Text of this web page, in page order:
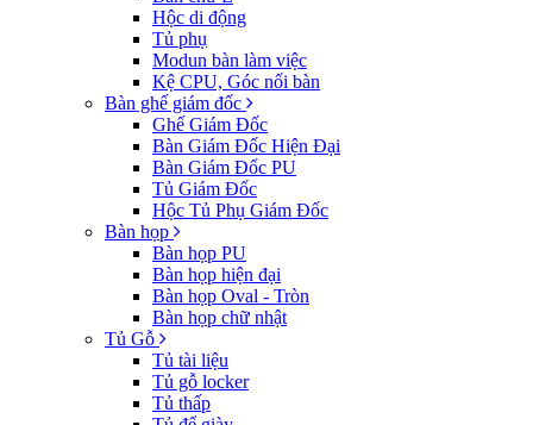
Hộc di động
Tủ phụ
Modun bàn làm việc
Kệ CPU, Góc nối bàn
Bàn ghế giám đốc
Ghế Giám Đốc
Bàn Giám Đốc Hiện Đại
Bàn Giám Đốc PU
Tủ Giám Đốc
Hộc Tủ Phụ Giám Đốc
Bàn họp
Bàn họp PU
Bàn họp hiện đại
Bàn họp Oval - Tròn
Bàn họp chữ nhật
Tủ Gỗ
Tủ tài liệu
Tủ gỗ locker
Tủ thấp